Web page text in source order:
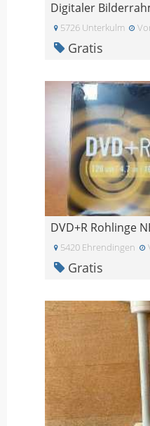
5726 Unterkulm
Gratis
DVD+R Rohlinge
5420 Ehrendingen
Gratis